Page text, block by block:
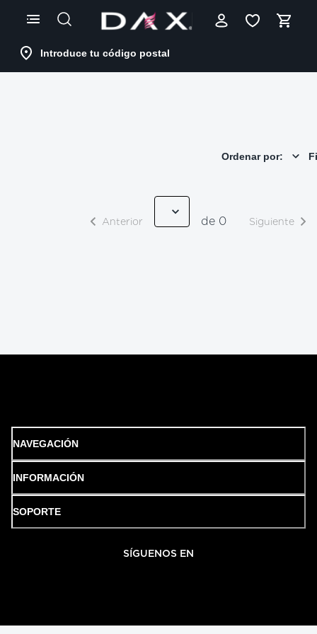
Introduce tu código postal
Ordenar por:
Anterior de 0 Siguiente
NAVEGACIÓN
INFORMACIÓN
SOPORTE
SÍGUENOS EN